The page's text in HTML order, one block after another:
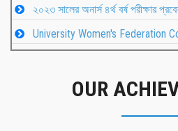
২০২৩ সালের অনার্স ৪র্থ বর্ষ পরীক্ষার
University Women's Federation
OUR